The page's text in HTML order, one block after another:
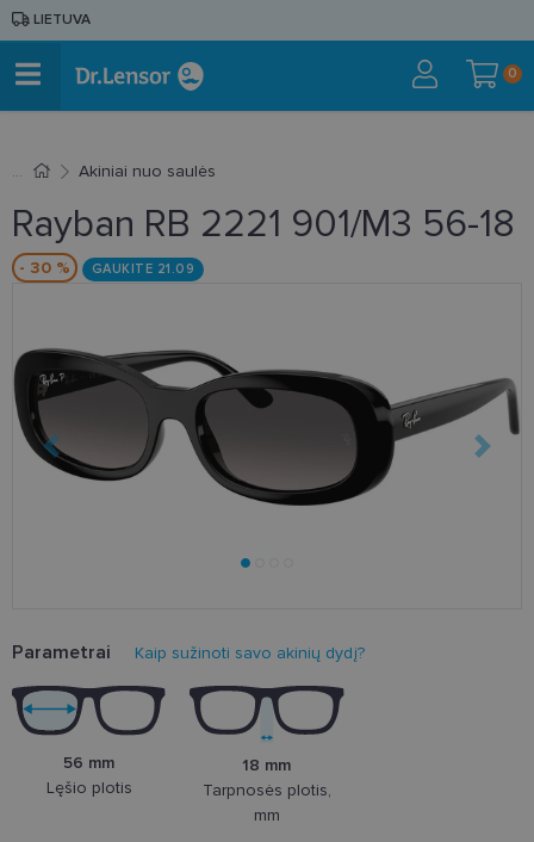
LIETUVA
0
Akiniai nuo saulės
Rayban RB 2221 901/M3 56-18
- 30 % GAUKITE 21.09
Parametrai Kaip sužinoti savo akinių dydį?
56 mm
Lęšio plotis
18 mm
Tarpnosės plotis,
mm